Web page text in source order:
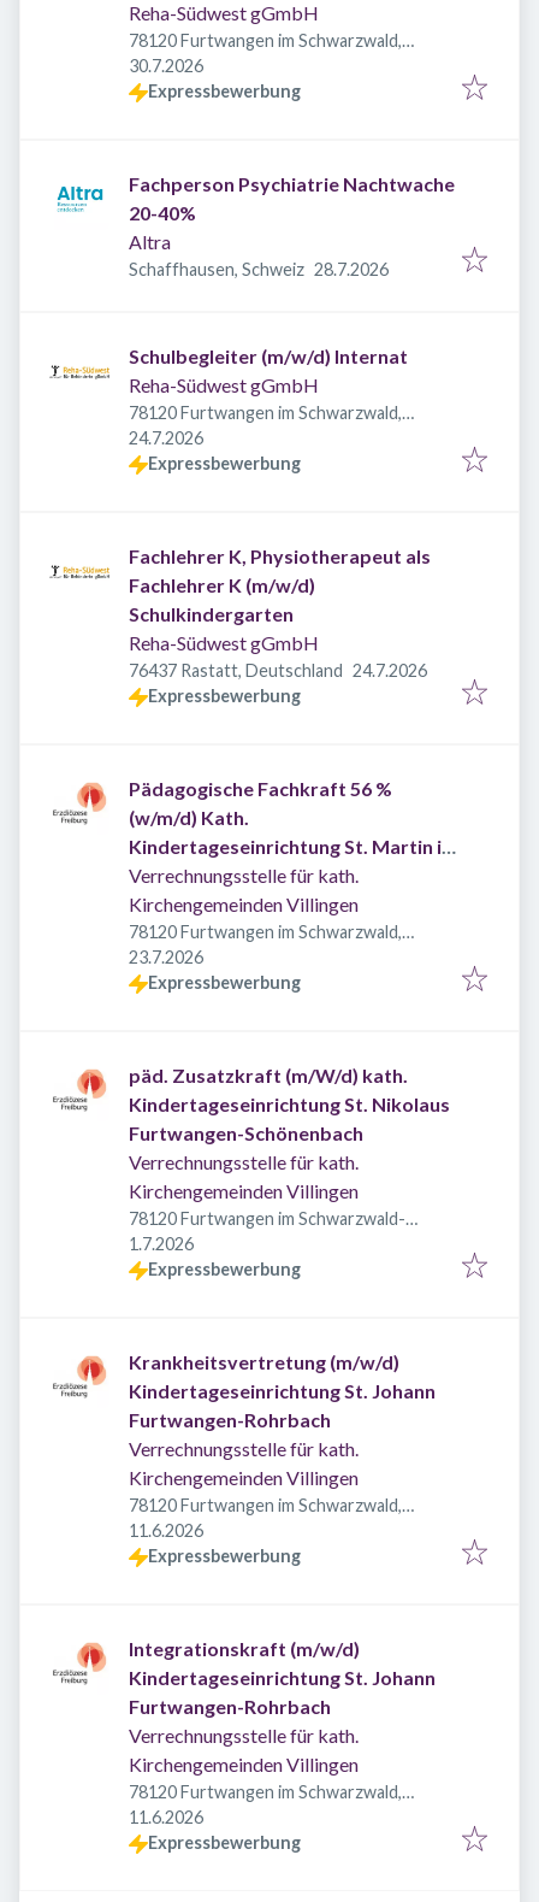
Reha-Südwest gGmbH
78120 Furtwangen im Schwarzwald,
Deutschland
Veröffentlicht
30.7.2026
Expressbewerbung
Fachperson Psychiatrie Nachtwache
20-40%
Altra
Schaffhausen, Schweiz Veröffentlicht
28.7.2026
Schulbegleiter (m/w/d) Internat
Reha-Südwest gGmbH
78120 Furtwangen im Schwarzwald,
Deutschland
Veröffentlicht
24.7.2026
Expressbewerbung
Fachlehrer K, Physiotherapeut als
Fachlehrer K (m/w/d)
Schulkindergarten
Reha-Südwest gGmbH
76437 Rastatt, Deutschland Veröffentlicht
24.7.2026
Expressbewerbung
Pädagogische Fachkraft 56 %
(w/m/d) Kath.
Kindertageseinrichtung St. Martin in
Furtwangen
Verrechnungsstelle für kath.
Kirchengemeinden Villingen
78120 Furtwangen im Schwarzwald,
Deutschland
Veröffentlicht
23.7.2026
Expressbewerbung
päd. Zusatzkraft (m/W/d) kath.
Kindertageseinrichtung St. Nikolaus
Furtwangen-Schönenbach
Verrechnungsstelle für kath.
Kirchengemeinden Villingen
78120 Furtwangen im Schwarzwald-
Schönenbach, Deutschland
Veröffentlicht
1.7.2026
Expressbewerbung
Krankheitsvertretung (m/w/d)
Kindertageseinrichtung St. Johann
Furtwangen-Rohrbach
Verrechnungsstelle für kath.
Kirchengemeinden Villingen
78120 Furtwangen im Schwarzwald,
Deutschland
Veröffentlicht
11.6.2026
Expressbewerbung
Integrationskraft (m/w/d)
Kindertageseinrichtung St. Johann
Furtwangen-Rohrbach
Verrechnungsstelle für kath.
Kirchengemeinden Villingen
78120 Furtwangen im Schwarzwald,
Deutschland
Veröffentlicht
11.6.2026
Expressbewerbung